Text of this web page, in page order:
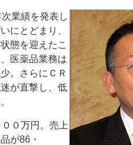
業績を発表し
にとどまり、
態を迎えたこ
医薬品業務は
。さらにＣＲ
が直撃し、低
０万円。売上
が86・